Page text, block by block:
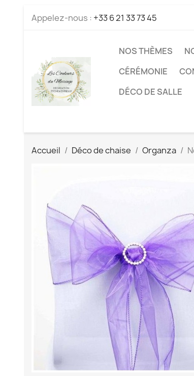
Appelez-nous : +33 6 21 33 73 45
NOS THÈMES
CÉRÉMONIE
DÉCO DE SALLE
Accueil Déco de chaise Organza